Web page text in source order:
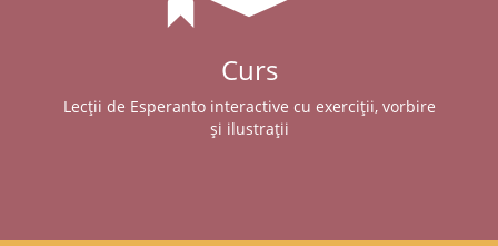
Curs
Lecții de Esperanto interactive cu exerciții, vorbire
și ilustrații